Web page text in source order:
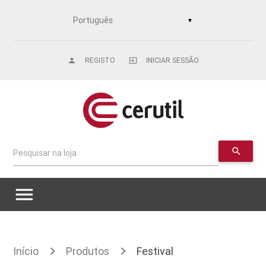
▼
REGISTO
person INICIAR SESSÃO
input
Pesquisar na loja search
menu
Início Produtos Festival